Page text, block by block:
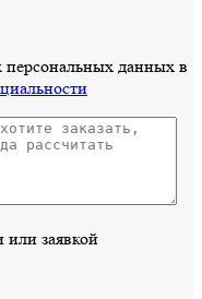
данных в
заявкой